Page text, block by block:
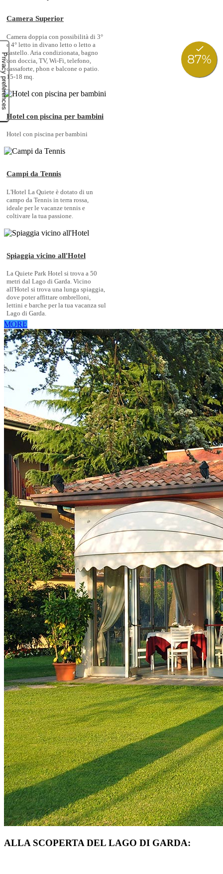
Camera Superior
Camera doppia con possibilità di 3°
e 4° letto in divano letto o letto a
castello. Aria condizionata, bagno
con doccia, TV, Wi-Fi, telefono,
cassaforte, phon e balcone o patio.
15-18 mq.
Hotel con piscina per bambini
Hotel con piscina per bambini
Campi da Tennis
L'Hotel La Quiete è dotato di un
campo da Tennis in terra rossa,
ideale per le vacanze tennis e
coltivare la tua passione.
Spiaggia vicino all'Hotel
La Quiete Park Hotel si trova a 50
metri dal Lago di Garda. Vicino
all'Hotel si trova una lunga spiaggia,
dove poter affittare ombrelloni,
lettini e barche per la tua vacanza sul
Lago di Garda.
MORE
ALLA SCOPERTA DEL LAGO DI GARDA: